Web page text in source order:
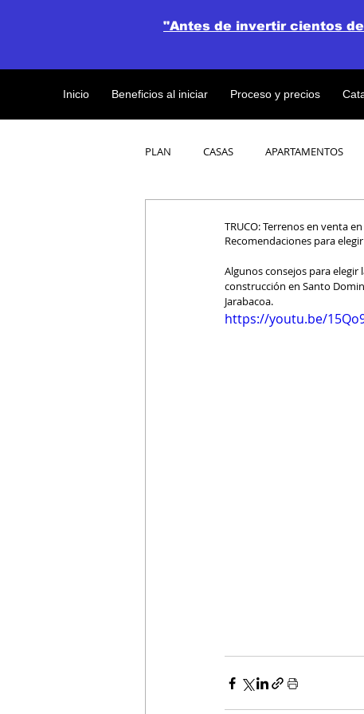
Inicio Beneficios al iniciar Proceso y precios
"Antes de invertir cientos
PLAN CASAS APARTAMENTOS
OBRAS DE CONSTRUCCION
TRUCO: Terrenos en venta
Recomendaciones para
Algunos consejos para
construcción en Santo
Jarabacoa.
https://youtu.be/